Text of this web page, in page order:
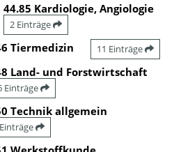
44.85 Kardiologie, Angiologie
2 Einträge
Tiermedizin 11 Einträge
Land- und Forstwirtschaft
Einträge
Technik allgemein